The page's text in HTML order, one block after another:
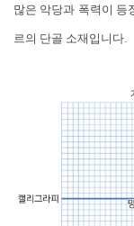
많은 악당과 폭력이 등
르의 단골 소재입니다.